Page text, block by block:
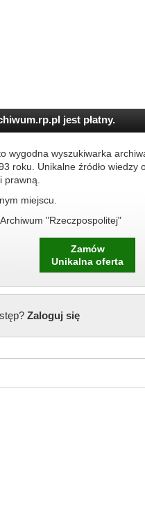
jest płatny.
wygodna wyszukiwarka
roku. Unikalne źródło
prawną.
miejscu.
"Rzeczpospolitej"
Zamów
Unikalna oferta
Zaloguj się